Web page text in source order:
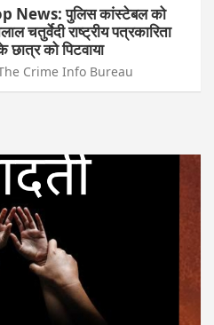
News: पुलिस कांस्टेबल को
चतुर्वेदी राष्ट्रीय पत्रकारिता
छात्र को पिटवाया
Crime Info Bureau